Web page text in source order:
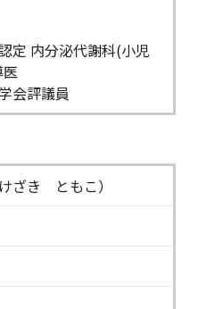
定 内分泌代謝科(小児
会評議員
ざき ともこ）